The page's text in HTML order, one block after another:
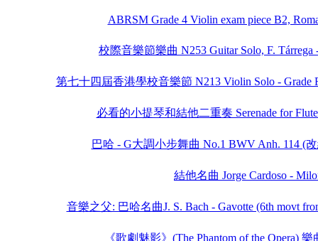
ABRSM Grade 4 Violin exam piece B2,
校際音樂節樂曲 N253 Guitar Solo, F. Tárrega -
第七十四屆香港學校音樂節 N213 Violin Solo - Grade
必看的小提琴和結他二重奏 Serenade for
巴哈 - G大調小步舞曲 No.1 BWV Anh. 114 (
結他名曲 Jorge Cardoso -
音樂之父: 巴哈名曲J. S. Bach - Gavotte (6th movt
《歌劇魅影》(The Phantom of the Opera)